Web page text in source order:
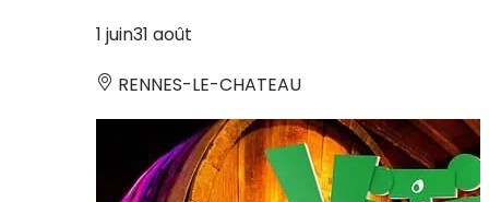
1 juin31 août
RENNES-LE-CHATEAU